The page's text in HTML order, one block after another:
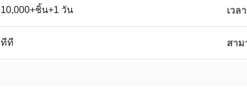
10,000+ชิ้น+1 วัน เวล
ทีที สาม